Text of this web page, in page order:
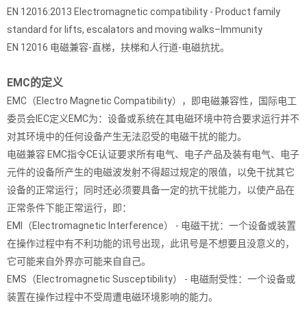
EN 12016:2013 Electromagnetic compatibility - Product family
standard for lifts, escalators and moving walks–Immunity
EN 12016 电磁兼容-直梯，扶梯和人行道-电磁抗扰。
EMC的定义
EMC（Electro Magnetic Compatibility），即电磁兼容性，国际电工
委员会IEC定义EMC为：设备或系统在其电磁环境中符合要求运行并不
对其环境中的任何设备产生无法忍受的电磁干扰的能力。
电磁兼容 EMC指令CE认证要求所有电气、电子产品及装有电气、电子
元件的设备所产生的电磁波发射不得超过规定的限值，以免干扰其它
设备的正常运行；同时还必须要具备一定的抗干扰能力，以使产品在
正常条件下能正常运行，即：
EMI（Electromagnetic Interference） - 电磁干扰：一个设备或装置
在操作过程中有不利功能的讯号出现，此讯号是不想要且没意义的，
它可能来自外界亦可能来自自己。
EMS（Electromagnetic Susceptibility） - 电磁耐受性：一个设备或
装置在操作过程中不受周遭电磁环境影响的能力。